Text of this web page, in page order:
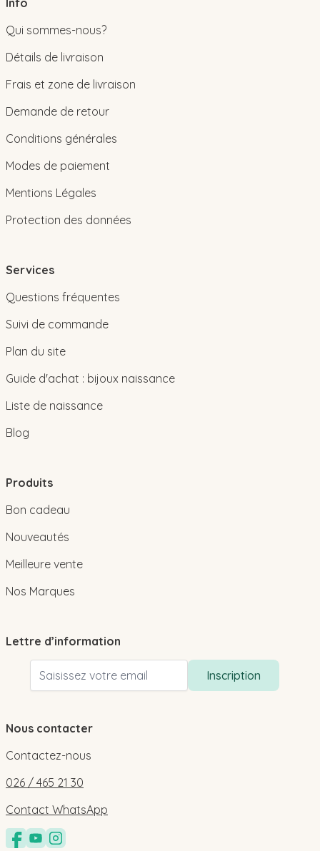
Qui sommes-nous?
Détails de livraison
Frais et zone de livraison
Demande de retour
Conditions générales
Modes de paiement
Mentions Légales
Protection des données
Services
Questions fréquentes
Suivi de commande
Plan du site
Guide d'achat : bijoux naissance
Liste de naissance
Blog
Produits
Bon cadeau
Nouveautés
Meilleure vente
Nos Marques
Lettre d’information
Adresse email
Inscription
Nous contacter
Contactez-nous
026 / 465 21 30
Contact WhatsApp